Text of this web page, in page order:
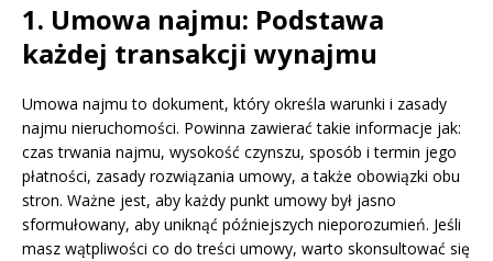
1. Umowa najmu: Podstawa
każdej transakcji wynajmu
Umowa najmu to dokument, który określa warunki i zasady
najmu nieruchomości. Powinna zawierać takie informacje jak:
czas trwania najmu, wysokość czynszu, sposób i termin jego
płatności, zasady rozwiązania umowy, a także obowiązki obu
stron. Ważne jest, aby każdy punkt umowy był jasno
sformułowany, aby uniknąć późniejszych nieporozumień. Jeśli
masz wątpliwości co do treści umowy, warto skonsultować się